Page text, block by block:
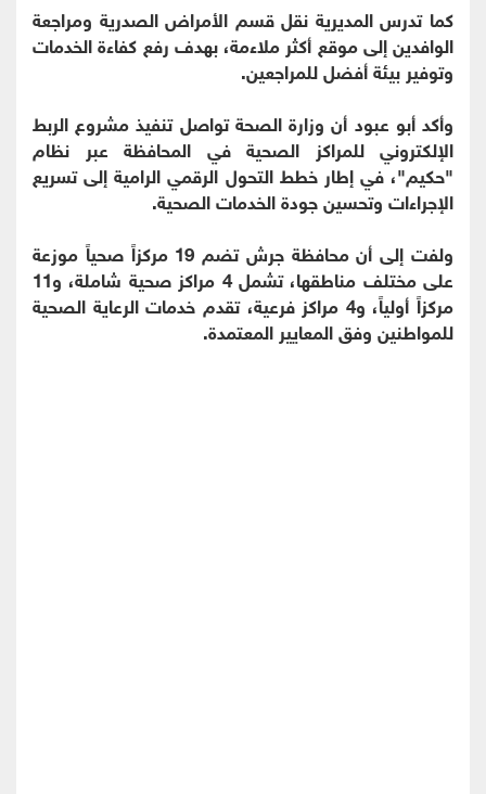
كما تدرس المديرية نقل قسم الأمراض الصدرية ومراجعة
الوافدين إلى موقع أكثر ملاءمة، بهدف رفع كفاءة الخدمات
وتوفير بيئة أفضل للمراجعين.
وأكد أبو عبود أن وزارة الصحة تواصل تنفيذ مشروع الربط
الإلكتروني للمراكز الصحية في المحافظة عبر نظام
"حكيم"، في إطار خطط التحول الرقمي الرامية إلى تسريع
الإجراءات وتحسين جودة الخدمات الصحية.
ولفت إلى أن محافظة جرش تضم 19 مركزاً صحياً موزعة
على مختلف مناطقها، تشمل 4 مراكز صحية شاملة، و11
مركزاً أولياً، و4 مراكز فرعية، تقدم خدمات الرعاية الصحية
للمواطنين وفق المعايير المعتمدة.